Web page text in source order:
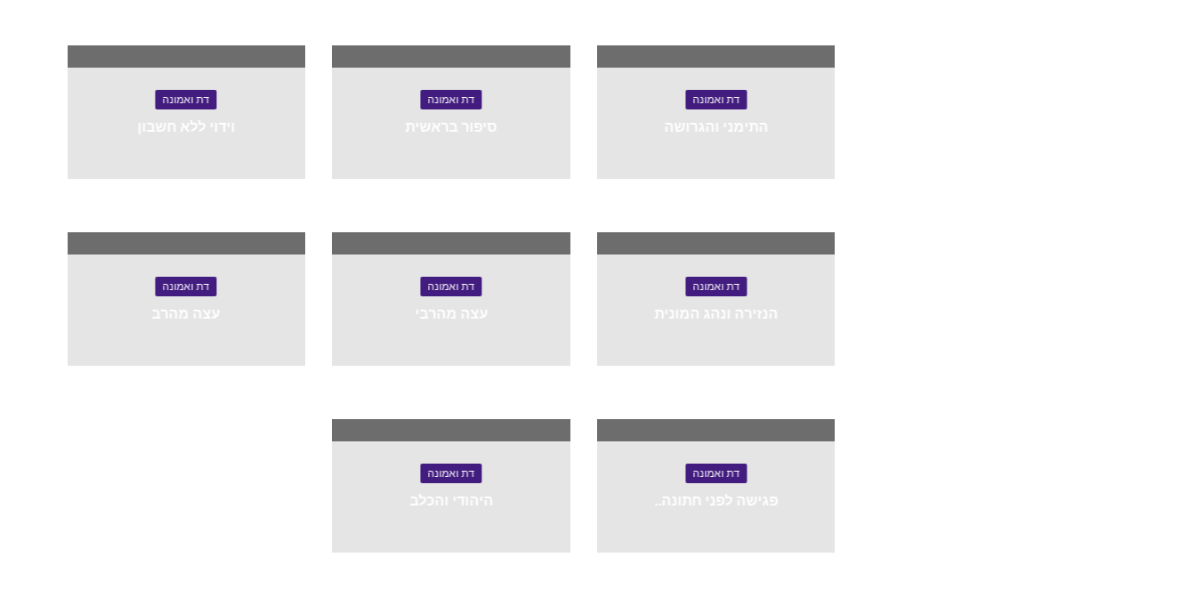
דת ואמונה
התימני והגרושה
דת ואמונה
סיפור בראשית
דת ואמונה
וידוי ללא חשבון
דת ואמונה
הנזירה ונהג המונית
דת ואמונה
עצה מהרבי
דת ואמונה
עצה מהרב
דת ואמונה
פגישה לפני חתונה..
דת ואמונה
היהודי והכלב